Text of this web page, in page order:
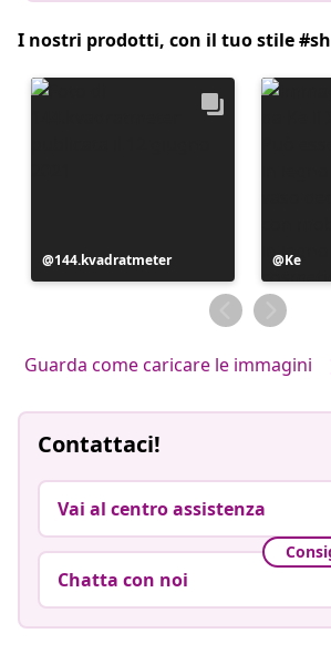
I nostri prodotti, con il tuo stile
Post
pubblicato
144.kvadratmeter
Post
da
Ke
Guarda come caricare le immagini
Contattaci!
Vai al centro assistenza
Chatta con noi